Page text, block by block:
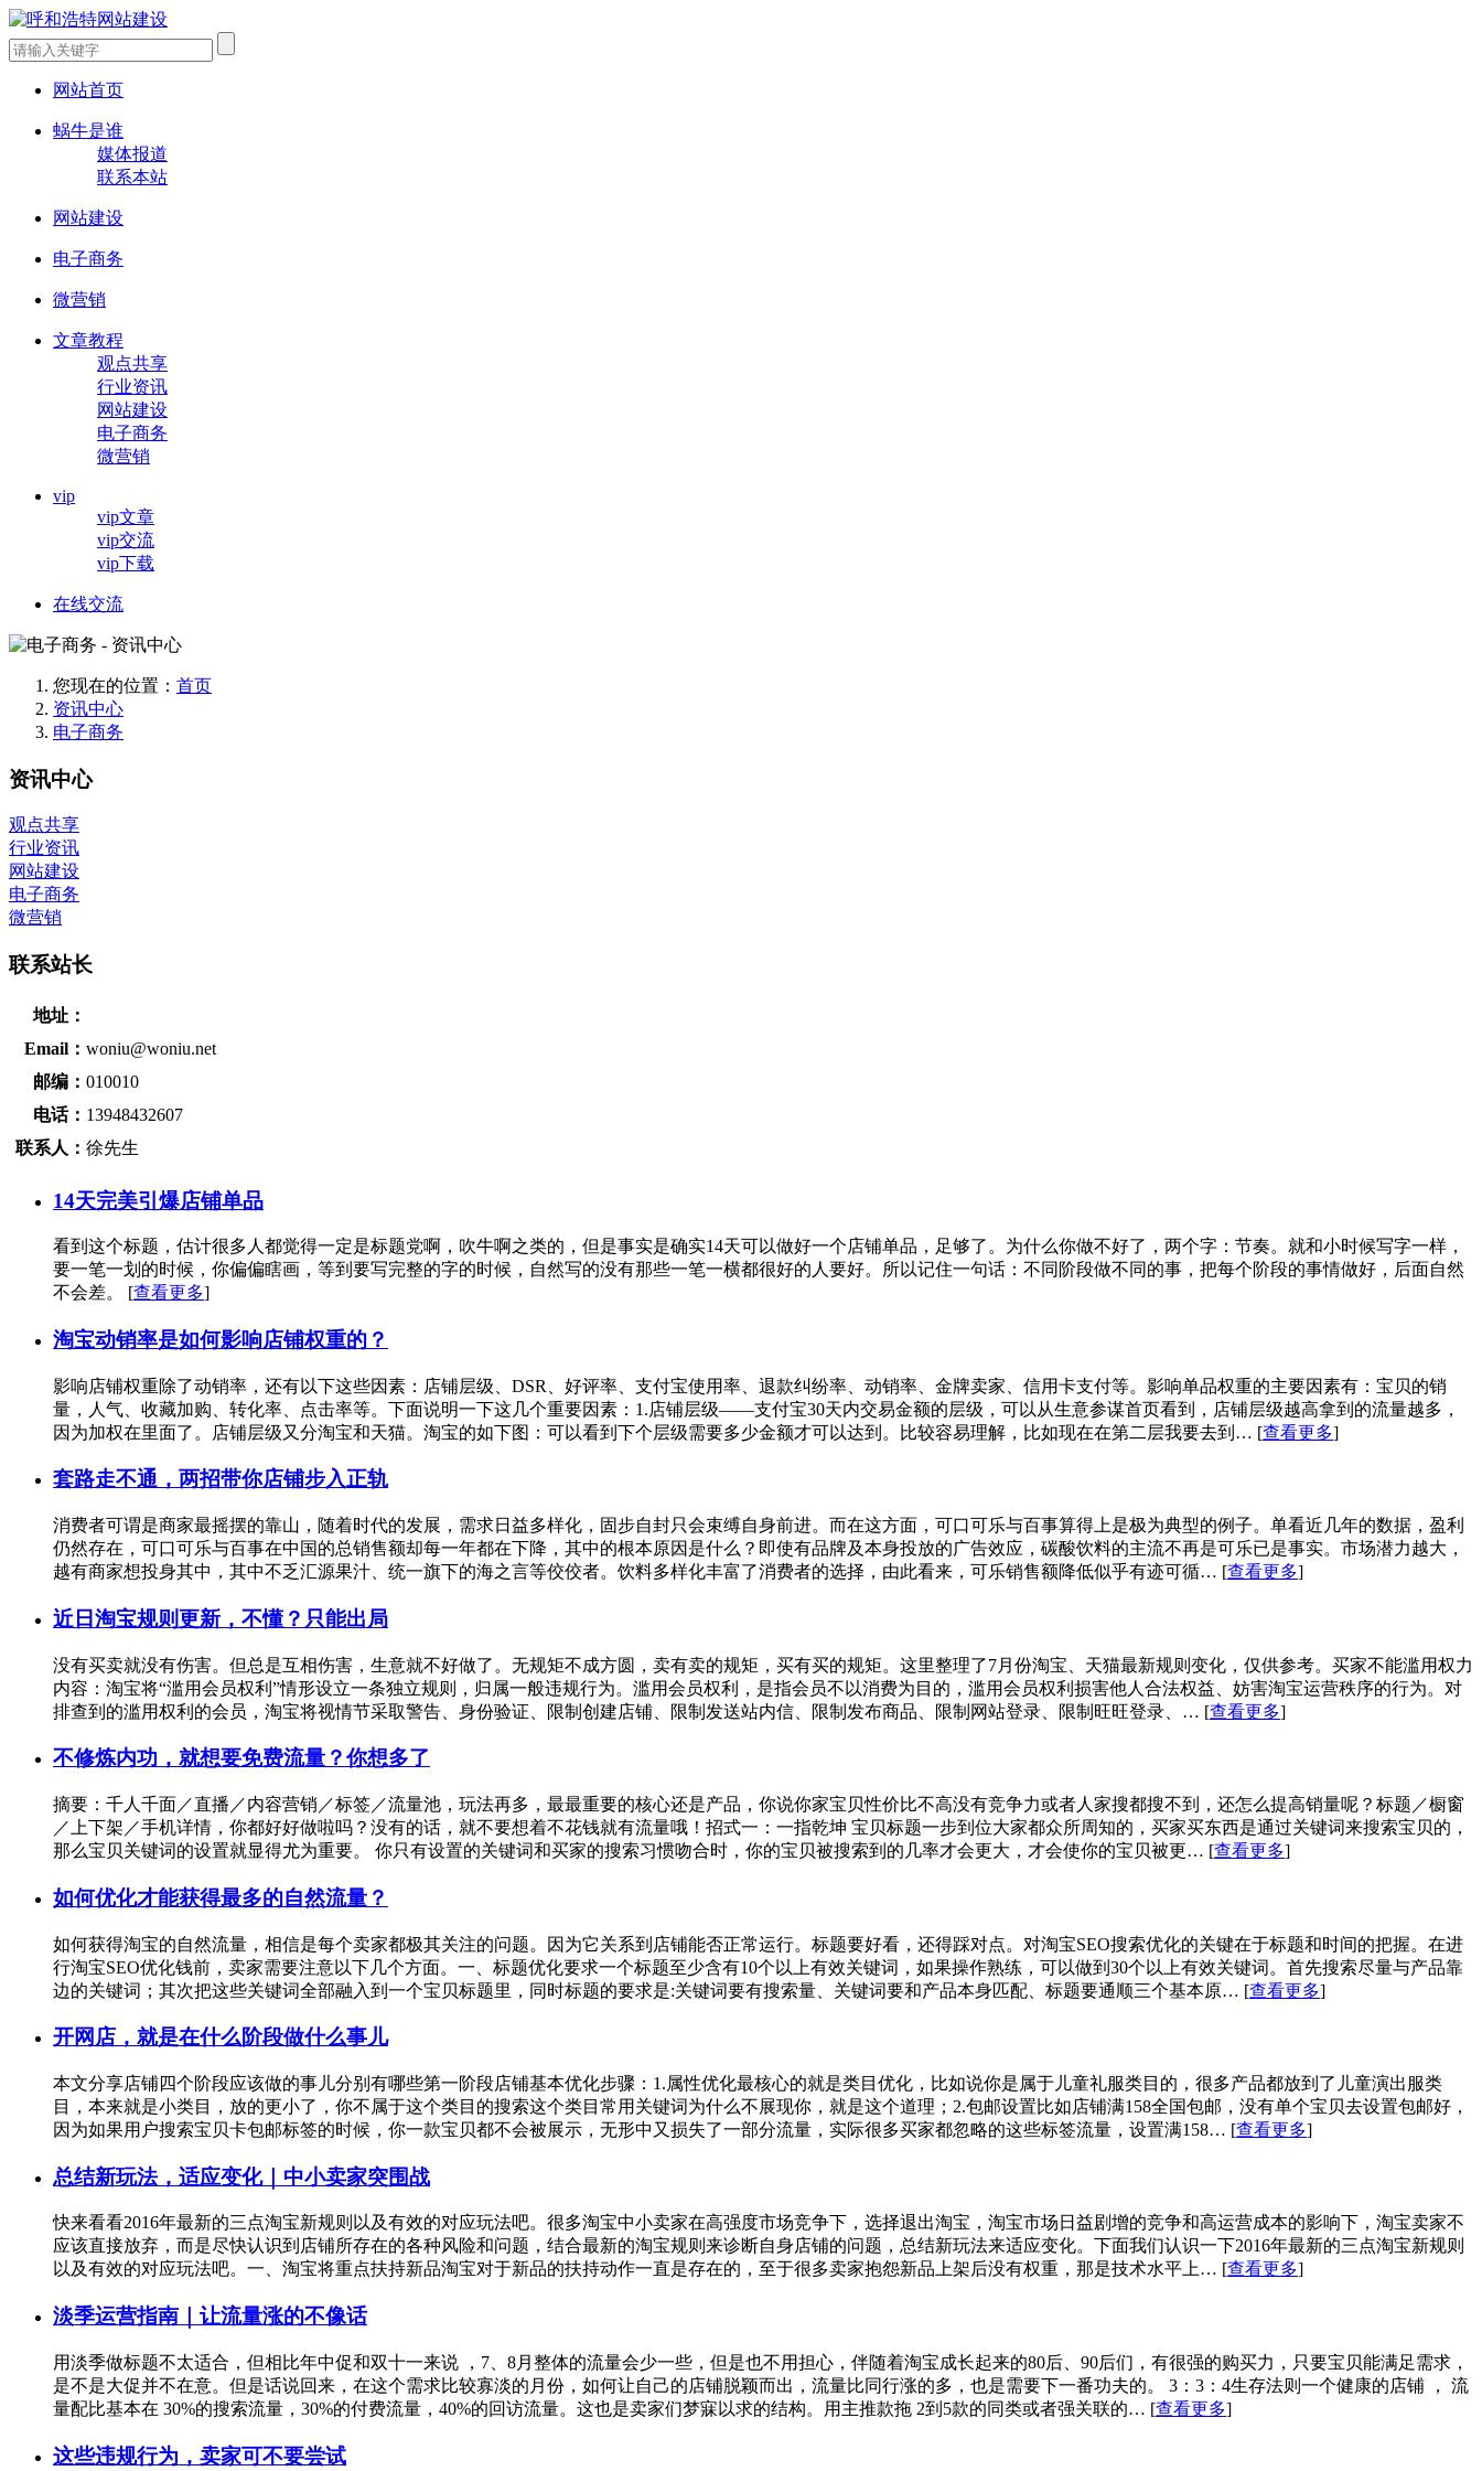
网站首页
蜗牛是谁
媒体报道
联系本站
网站建设
电子商务
微营销
文章教程
观点共享
行业资讯
网站建设
电子商务
微营销
vip
vip文章
vip交流
vip下载
在线交流
您现在的位置： 首页
资讯中心
电子商务
资讯中心
观点共享
行业资讯
网站建设
电子商务
微营销
联系站长
地址：
Email： woniu@woniu.net
邮编： 010010
电话： 13948432607
联系人： 徐先生
14天完美引爆店铺单品
看到这个标题，估计很多人都觉得一定是标题党啊，吹牛啊之类的，但是事实是确实14天可以做好一个店铺单品，足够了。为什么你做不好了，两个字：节奏。就和小时候写字一样，
要一笔一划的时候，你偏偏瞎画，等到要写完整的字的时候，自然写的没有那些一笔一横都很好的人要好。所以记住一句话：不同阶段做不同的事，把每个阶段的事情做好，后面自然
不会差。 [查看更多]
淘宝动销率是如何影响店铺权重的？
影响店铺权重除了动销率，还有以下这些因素：店铺层级、DSR、好评率、支付宝使用率、退款纠纷率、动销率、金牌卖家、信用卡支付等。影响单品权重的主要因素有：宝贝的销
量，人气、收藏加购、转化率、点击率等。下面说明一下这几个重要因素：1.店铺层级——支付宝30天内交易金额的层级，可以从生意参谋首页看到，店铺层级越高拿到的流量越多，
因为加权在里面了。店铺层级又分淘宝和天猫。淘宝的如下图：可以看到下个层级需要多少金额才可以达到。比较容易理解，比如现在在第二层我要去到… [查看更多]
套路走不通，两招带你店铺步入正轨
消费者可谓是商家最摇摆的靠山，随着时代的发展，需求日益多样化，固步自封只会束缚自身前进。而在这方面，可口可乐与百事算得上是极为典型的例子。单看近几年的数据，盈利
仍然存在，可口可乐与百事在中国的总销售额却每一年都在下降，其中的根本原因是什么？即使有品牌及本身投放的广告效应，碳酸饮料的主流不再是可乐已是事实。市场潜力越大，
越有商家想投身其中，其中不乏汇源果汁、统一旗下的海之言等佼佼者。饮料多样化丰富了消费者的选择，由此看来，可乐销售额降低似乎有迹可循… [查看更多]
近日淘宝规则更新，不懂？只能出局
没有买卖就没有伤害。但总是互相伤害，生意就不好做了。无规矩不成方圆，卖有卖的规矩，买有买的规矩。这里整理了7月份淘宝、天猫最新规则变化，仅供参考。买家不能滥用权力
内容：淘宝将“滥用会员权利”情形设立一条独立规则，归属一般违规行为。滥用会员权利，是指会员不以消费为目的，滥用会员权利损害他人合法权益、妨害淘宝运营秩序的行为。对
排查到的滥用权利的会员，淘宝将视情节采取警告、身份验证、限制创建店铺、限制发送站内信、限制发布商品、限制网站登录、限制旺旺登录、… [查看更多]
不修炼内功，就想要免费流量？你想多了
摘要：千人千面／直播／内容营销／标签／流量池，玩法再多，最最重要的核心还是产品，你说你家宝贝性价比不高没有竞争力或者人家搜都搜不到，还怎么提高销量呢？标题／橱窗
／上下架／手机详情，你都好好做啦吗？没有的话，就不要想着不花钱就有流量哦！招式一：一指乾坤 宝贝标题一步到位大家都众所周知的，买家买东西是通过关键词来搜索宝贝的，
那么宝贝关键词的设置就显得尤为重要。 你只有设置的关键词和买家的搜索习惯吻合时，你的宝贝被搜索到的几率才会更大，才会使你的宝贝被更… [查看更多]
如何优化才能获得最多的自然流量？
如何获得淘宝的自然流量，相信是每个卖家都极其关注的问题。因为它关系到店铺能否正常运行。标题要好看，还得踩对点。对淘宝SEO搜索优化的关键在于标题和时间的把握。在进
行淘宝SEO优化钱前，卖家需要注意以下几个方面。一、标题优化要求一个标题至少含有10个以上有效关键词，如果操作熟练，可以做到30个以上有效关键词。首先搜索尽量与产品靠
边的关键词；其次把这些关键词全部融入到一个宝贝标题里，同时标题的要求是:关键词要有搜索量、关键词要和产品本身匹配、标题要通顺三个基本原… [查看更多]
开网店，就是在什么阶段做什么事儿
本文分享店铺四个阶段应该做的事儿分别有哪些第一阶段店铺基本优化步骤：1.属性优化最核心的就是类目优化，比如说你是属于儿童礼服类目的，很多产品都放到了儿童演出服类
目，本来就是小类目，放的更小了，你不属于这个类目的搜索这个类目常用关键词为什么不展现你，就是这个道理；2.包邮设置比如店铺满158全国包邮，没有单个宝贝去设置包邮好，
因为如果用户搜索宝贝卡包邮标签的时候，你一款宝贝都不会被展示，无形中又损失了一部分流量，实际很多买家都忽略的这些标签流量，设置满158… [查看更多]
总结新玩法，适应变化｜中小卖家突围战
快来看看2016年最新的三点淘宝新规则以及有效的对应玩法吧。很多淘宝中小卖家在高强度市场竞争下，选择退出淘宝，淘宝市场日益剧增的竞争和高运营成本的影响下，淘宝卖家不
应该直接放弃，而是尽快认识到店铺所存在的各种风险和问题，结合最新的淘宝规则来诊断自身店铺的问题，总结新玩法来适应变化。下面我们认识一下2016年最新的三点淘宝新规则
以及有效的对应玩法吧。一、淘宝将重点扶持新品淘宝对于新品的扶持动作一直是存在的，至于很多卖家抱怨新品上架后没有权重，那是技术水平上… [查看更多]
淡季运营指南｜让流量涨的不像话
用淡季做标题不太适合，但相比年中促和双十一来说 ，7、8月整体的流量会少一些，但是也不用担心，伴随着淘宝成长起来的80后、90后们，有很强的购买力，只要宝贝能满足需求，
是不是大促并不在意。但是话说回来，在这个需求比较寡淡的月份，如何让自己的店铺脱颖而出，流量比同行涨的多，也是需要下一番功夫的。 3：3：4生存法则一个健康的店铺 ， 流
量配比基本在 30%的搜索流量，30%的付费流量，40%的回访流量。这也是卖家们梦寐以求的结构。用主推款拖 2到5款的同类或者强关联的… [查看更多]
这些违规行为，卖家可不要尝试